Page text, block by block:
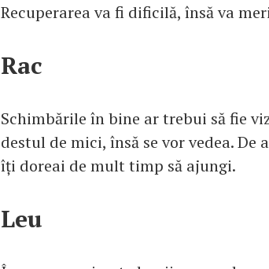
Recuperarea va fi dificilă, însă va
Rac
Schimbările în bine ar trebui să fie
destul de mici, însă se vor vedea.
îți doreai de mult timp să ajungi.
Leu